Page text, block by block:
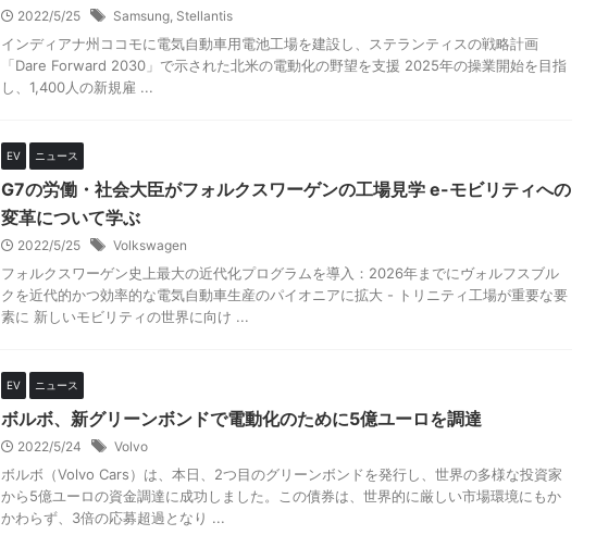
2022/5/25 Samsung, Stellantis
インディアナ州ココモに電気自動車用電池工場を建設し、ステランティスの戦略計画
「Dare Forward 2030」で示された北米の電動化の野望を支援 2025年の操業開始を目指
し、1,400人の新規雇 ...
EV ニュース
G7の労働・社会大臣がフォルクスワーゲンの工場見学 e-モビリティへの
変革について学ぶ
2022/5/25 Volkswagen
フォルクスワーゲン史上最大の近代化プログラムを導入：2026年までにヴォルフスブル
クを近代的かつ効率的な電気自動車生産のパイオニアに拡大 - トリニティ工場が重要な要
素に 新しいモビリティの世界に向け ...
EV ニュース
ボルボ、新グリーンボンドで電動化のために5億ユーロを調達
2022/5/24 Volvo
ボルボ（Volvo Cars）は、本日、2つ目のグリーンボンドを発行し、世界の多様な投資家
から5億ユーロの資金調達に成功しました。この債券は、世界的に厳しい市場環境にもか
かわらず、3倍の応募超過となり ...